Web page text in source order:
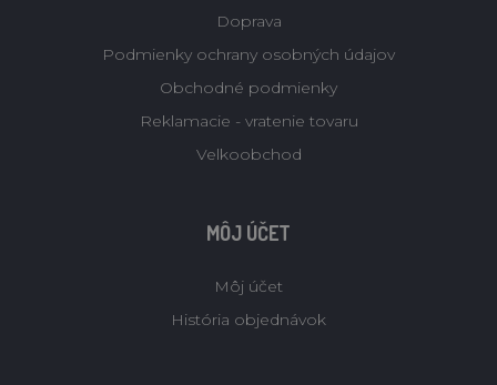
Doprava
Podmienky ochrany osobných údajov
Obchodné podmienky
Reklamacie - vratenie tovaru
Velkoobchod
MÔJ ÚČET
Môj účet
História objednávok